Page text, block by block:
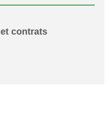
contrats